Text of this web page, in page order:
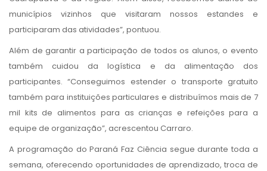
municípios vizinhos que visitaram nossos estandes e
participaram das atividades”, pontuou.
Além de garantir a participação de todos os alunos, o evento
também cuidou da logística e da alimentação dos
participantes. “Conseguimos estender o transporte gratuito
também para instituições particulares e distribuímos mais de 7
mil kits de alimentos para as crianças e refeições para a
equipe de organização”, acrescentou Carraro.
A programação do Paraná Faz Ciência segue durante toda a
semana, oferecendo oportunidades de aprendizado, troca de